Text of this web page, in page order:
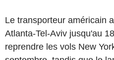
Le transporteur américain
Atlanta-Tel-Aviv jusqu'au
reprendre les vols New